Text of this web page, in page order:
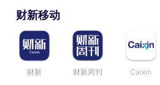
财新移动
财新 财新周刊 Caixin